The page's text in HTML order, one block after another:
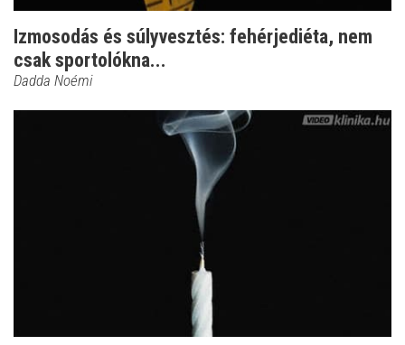
Izmosodás és súlyvesztés: fehérjediéta, nem
csak sportolókna...
Dadda Noémi